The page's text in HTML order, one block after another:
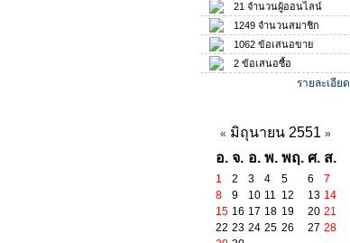
21 จำนวนผู้ออนไลน์
1249 จำนวนสมาชิก
1062 ข้อเสนอขาย
2 ข้อเสนอซื้อ
รายละเอียด
« มิถุนายน 2551 »
อ. จ. อ. พ. พฤ. ศ. ส.
1 2 3 4 5 6
7
8
9 10 11 12 13 14
15 16 17 18 19 20 21
22 23 24 25 26 27 28